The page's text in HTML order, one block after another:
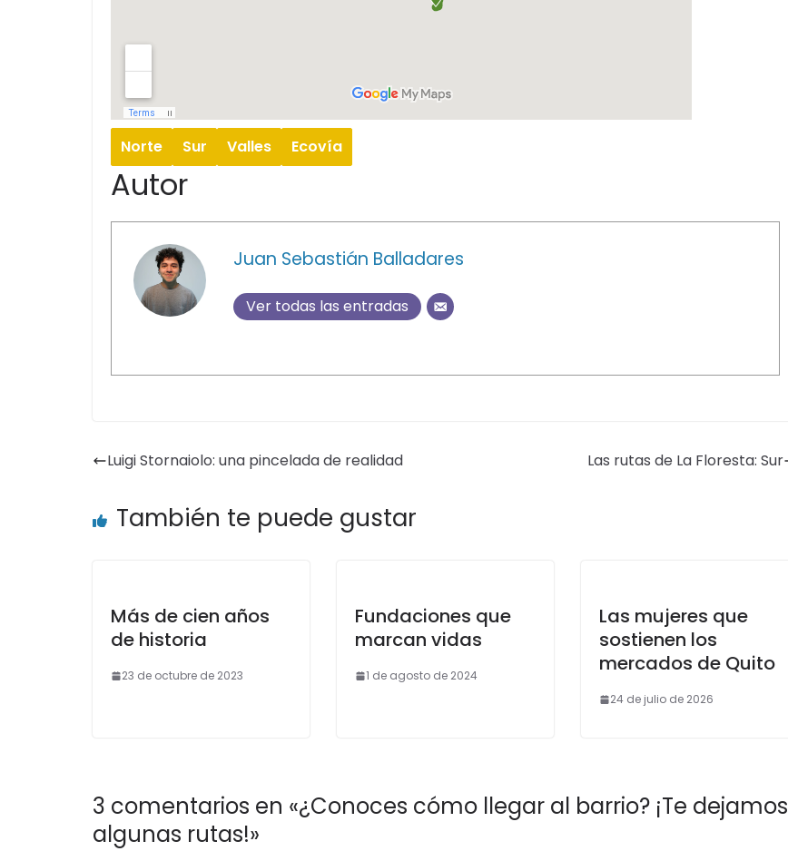
Norte Sur Valles Ecovía
Autor
Juan Sebastián Balladares
Ver todas las entradas
Luigi Stornaiolo: una pincelada de realidad Las rutas de La Floresta: Sur
También te puede gustar
Más de cien años
de historia
23 de octubre de 2023
Fundaciones que
marcan vidas
1 de agosto de 2024
Las mujeres que
sostienen los
mercados de Quito
24 de julio de 2026
3 comentarios en «¿Conoces cómo llegar al barrio? ¡Te dejamos
algunas rutas!»